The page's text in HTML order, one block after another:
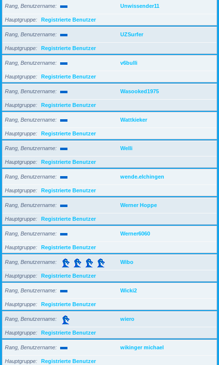
Rang, Benutzername Unwissender11
Hauptgruppe Registrierte Benutzer
Rang, Benutzername UZSurfer
Hauptgruppe Registrierte Benutzer
Rang, Benutzername v6bulli
Hauptgruppe Registrierte Benutzer
Rang, Benutzername Wasooked1975
Hauptgruppe Registrierte Benutzer
Rang, Benutzername Wattkieker
Hauptgruppe Registrierte Benutzer
Rang, Benutzername Welli
Hauptgruppe Registrierte Benutzer
Rang, Benutzername wende.elchingen
Hauptgruppe Registrierte Benutzer
Rang, Benutzername Werner Hoppe
Hauptgruppe Registrierte Benutzer
Rang, Benutzername Werner6060
Hauptgruppe Registrierte Benutzer
Rang, Benutzername Wibo
Hauptgruppe Registrierte Benutzer
Rang, Benutzername Wicki2
Hauptgruppe Registrierte Benutzer
Rang, Benutzername wiero
Hauptgruppe Registrierte Benutzer
Rang, Benutzername wikinger michael
Hauptgruppe Registrierte Benutzer